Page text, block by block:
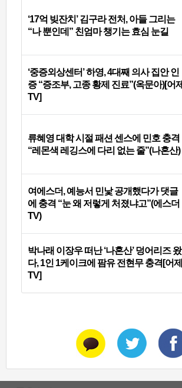
‘17억 빚잔치’ 김구라 전처, 아들 그리는
“나 뿐인데” 친엄마 챙기는 효심 눈길
‘중증외상센터’ 하영, 4대째 의사 집안 인
증 “증조부, 고종 황제 진료”(옥문아)[어제
TV]
류혜영 대학 시절 패션 센스에 민호 충격
“레몬색 레깅스에 다리 없는 줄”(나혼산)
여에스더, 예능서 민낯 공개했다가 댓글
에 충격 “눈 왜 저렇게 처졌냐고”(에스더
TV)
박나래 이장우 떠난 ‘나혼산’ 덩어리즈 왔
다, 1인 1케이크에 팜유 전현무 충격[어제
TV]